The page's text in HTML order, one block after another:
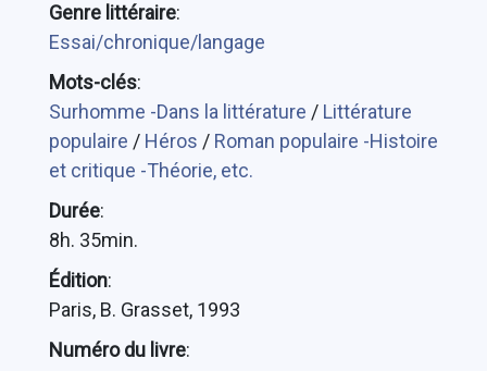
Genre littéraire:
Essai/chronique/langage
Mots-clés:
Surhomme -Dans la littérature / Littérature
populaire / Héros / Roman populaire -Histoire
et critique -Théorie, etc.
Durée:
8h. 35min.
Édition:
Paris, B. Grasset, 1993
Numéro du livre: